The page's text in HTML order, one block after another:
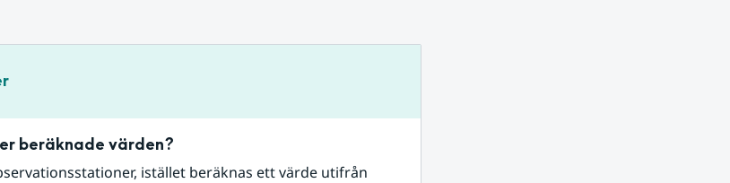
beräknade värden?
istället beräknas ett värde utifrån